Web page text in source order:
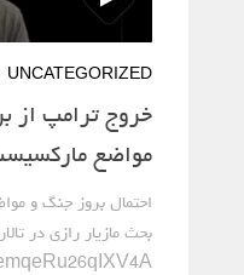
UNCATEGORIZED
خروج ترامپ از
مواضع مارکسیست
احتمال بروز جنگ و
بحث مازیار رازی در